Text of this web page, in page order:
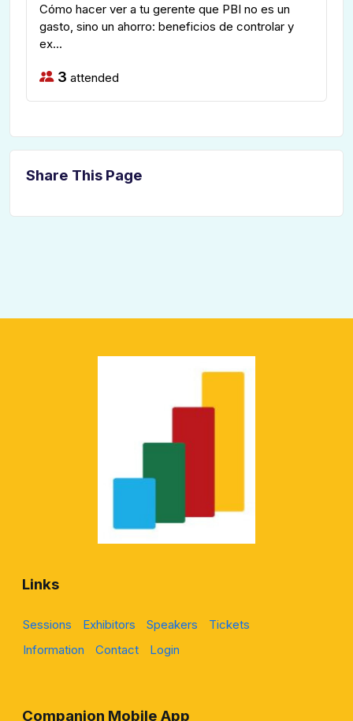
Cómo hacer ver a tu gerente que PBI no es un
gasto, sino un ahorro: beneficios de controlar y
ex...
3 attended
Share This Page
Links
Sessions Exhibitors Speakers
Tickets
Information
Contact Login
Companion Mobile App